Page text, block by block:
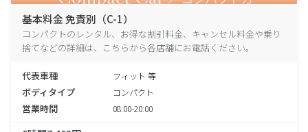
基本料金 免責別（C-1）
コンパクトのレンタル、お得な割引料金、キャンセル料金や乗り
捨てなどの詳細は、こちらから各店舗にお電話ください。
代表車種 フィット 等
ボディタイプ コンパクト
営業時間 08:00-20:00